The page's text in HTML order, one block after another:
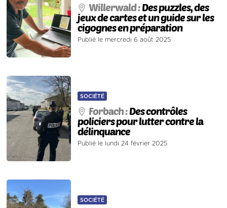
Willerwald :Des puzzles, des
jeux de cartes et un guide sur les
cigognes en préparation
Publié le mercredi 6 août 2025
SOCIÉTÉ
Forbach :Des contrôles
policiers pour lutter contre la
délinquance
Publié le lundi 24 février 2025
SOCIÉTÉ